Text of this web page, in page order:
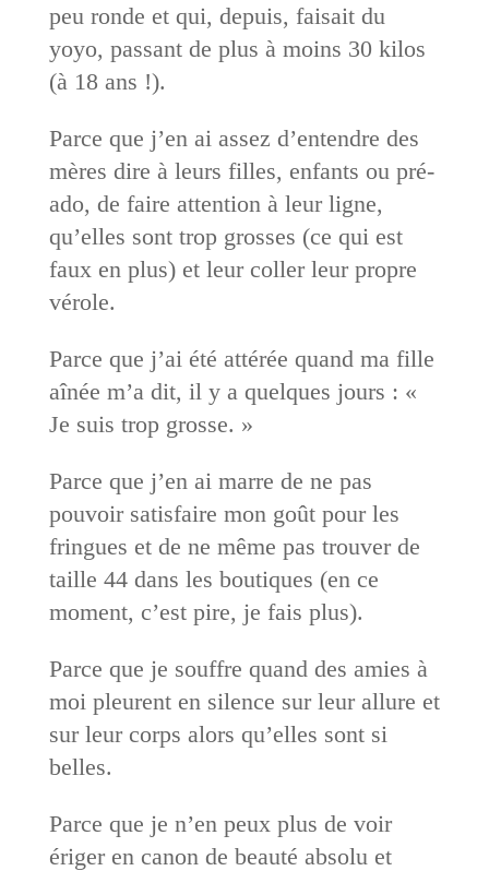
peu ronde et qui, depuis, faisait du
yoyo, passant de plus à moins 30 kilos
(à 18 ans !).
Parce que j’en ai assez d’entendre des
mères dire à leurs filles, enfants ou pré-
ado, de faire attention à leur ligne,
qu’elles sont trop grosses (ce qui est
faux en plus) et leur coller leur propre
vérole.
Parce que j’ai été attérée quand ma fille
aînée m’a dit, il y a quelques jours : «
Je suis trop grosse. »
Parce que j’en ai marre de ne pas
pouvoir satisfaire mon goût pour les
fringues et de ne même pas trouver de
taille 44 dans les boutiques (en ce
moment, c’est pire, je fais plus).
Parce que je souffre quand des amies à
moi pleurent en silence sur leur allure et
sur leur corps alors qu’elles sont si
belles.
Parce que je n’en peux plus de voir
ériger en canon de beauté absolu et